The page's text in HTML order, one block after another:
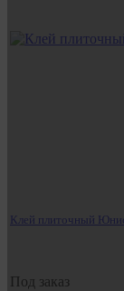
Клей плиточный
Под заказ